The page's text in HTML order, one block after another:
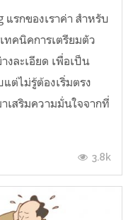
รกของเราค่า สำหรับ
ทคนิคการเตรียมตัว
งละเอียด เพื่อเป็น
ต่ไม่รู้ต้องเริ่มตรง
เสริมความมั่นใจจากที่
3.8k